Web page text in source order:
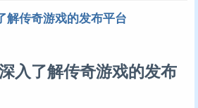
解传奇游戏的发布平台
入了解传奇游戏的发布